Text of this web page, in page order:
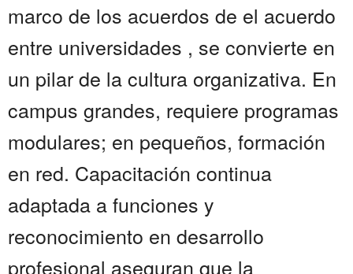
marco de los acuerdos de el acuerdo
entre universidades , se convierte en
un pilar de la cultura organizativa. En
campus grandes, requiere programas
modulares; en pequeños, formación
en red. Capacitación continua
adaptada a funciones y
reconocimiento en desarrollo
profesional aseguran que la